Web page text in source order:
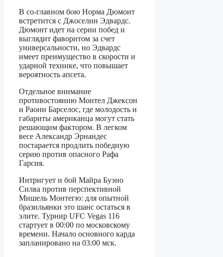
В со-главном бою Норма Дюмонт
встретится с Джоселин Эдвардс.
Дюмонт идет на серии побед и
выглядит фаворитом за счет
универсальности, но Эдвардс
имеет преимущество в скорости и
ударной технике, что повышает
вероятность апсета.
Отдельное внимание
противостоянию Монтел Джексон
и Раони Барселос, где молодость и
габариты американца могут стать
решающим фактором. В легком
весе Александр Эрнандес
постарается продлить победную
серию против опасного Рафа
Гарсия.
Интригует и бой Майра Буэно
Силва против перспективной
Мишель Монтегю: для опытной
бразильянки это шанс остаться в
элите. Турнир UFC Vegas 116
стартует в 00:00 по московскому
времени. Начало основного карда
запланировано на 03:00 мск.